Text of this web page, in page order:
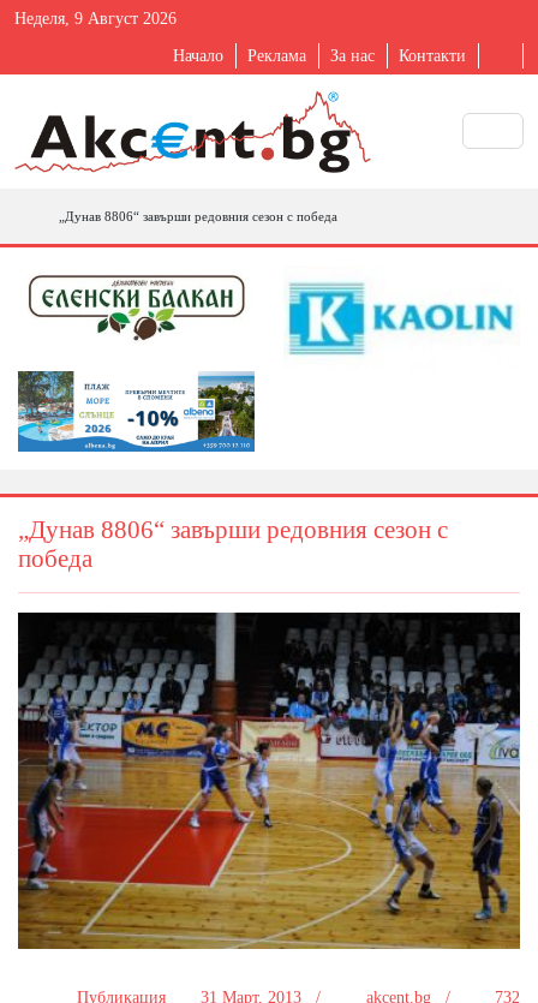
Неделя, 9 Август 2026
Начало Реклама За нас Контакти
„Дунав 8806“ завърши редовния сезон с победа
„Дунав 8806“ завърши редовния сезон с
победа
Публикация 31 Март, 2013 / akcent.bg / 732